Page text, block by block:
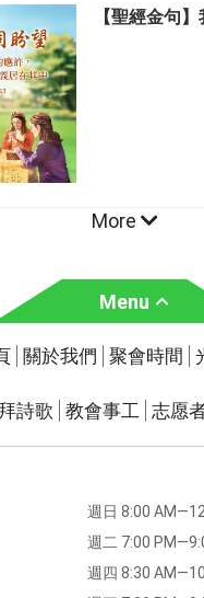
【聖經金句
More
Menu
聚會
學習
聖經故
圖庫
關於我們 聚會時間
詩歌 教會事工 志愿
週日 8:00
週二 7:00
週四 8:30